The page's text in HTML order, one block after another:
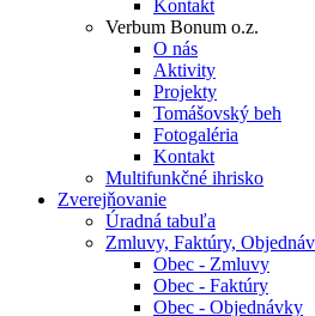
Kontakt
Verbum Bonum o.z.
O nás
Aktivity
Projekty
Tomášovský beh
Fotogaléria
Kontakt
Multifunkčné ihrisko
Zverejňovanie
Úradná tabuľa
Zmluvy, Faktúry,
Obec - Zmluvy
Obec - Faktúry
Obec - Objednávky